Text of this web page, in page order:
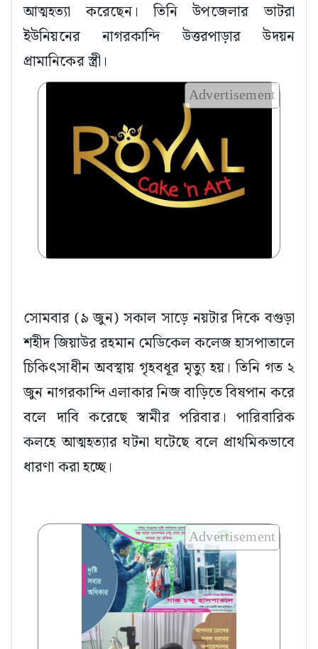
আত্মহত্যা করেছেন। তিনি উপজেলার ভাটরা
ইউনিয়নের নাগরকান্দি উত্তরপাড়ার উদয়ন
প্রামানিকের স্ত্রী।
Advertisement
সোমবার (৯ জুন) সকাল সাড়ে নয়টার দিকে বগুড়া
শহীদ জিয়াউর রহমান মেডিকেল কলেজ হাসপাতালে
চিকিৎসাধীন অবস্থায় গৃহবধূর মৃত্যু হয়। তিনি গত ২
জুন নাগরকান্দি এলাকার নিজ বাড়িতে বিষপান করে
বলে দাবি করেছে স্বামীর পরিবার। পারিবারিক
কলহে আত্মহত্যার ঘটনা ঘটেছে বলে প্রাথমিকভাবে
ধারণা করা হচ্ছে।
Advertisement